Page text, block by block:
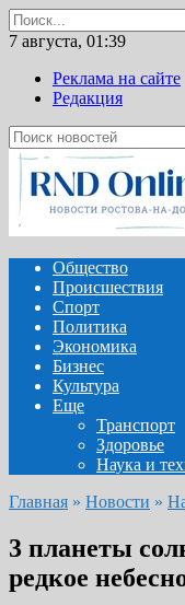
Перейти
к
содержанию
Search
for:
7 августа, 01:39
Реклама на сайте
Редакция
Общество
Происшествия
Спорт
Политика
Экономика
Бизнес
Культура
Еще
Транспорт
Здоровье
Наука и
Главная » Новости »
3 планеты
редкое